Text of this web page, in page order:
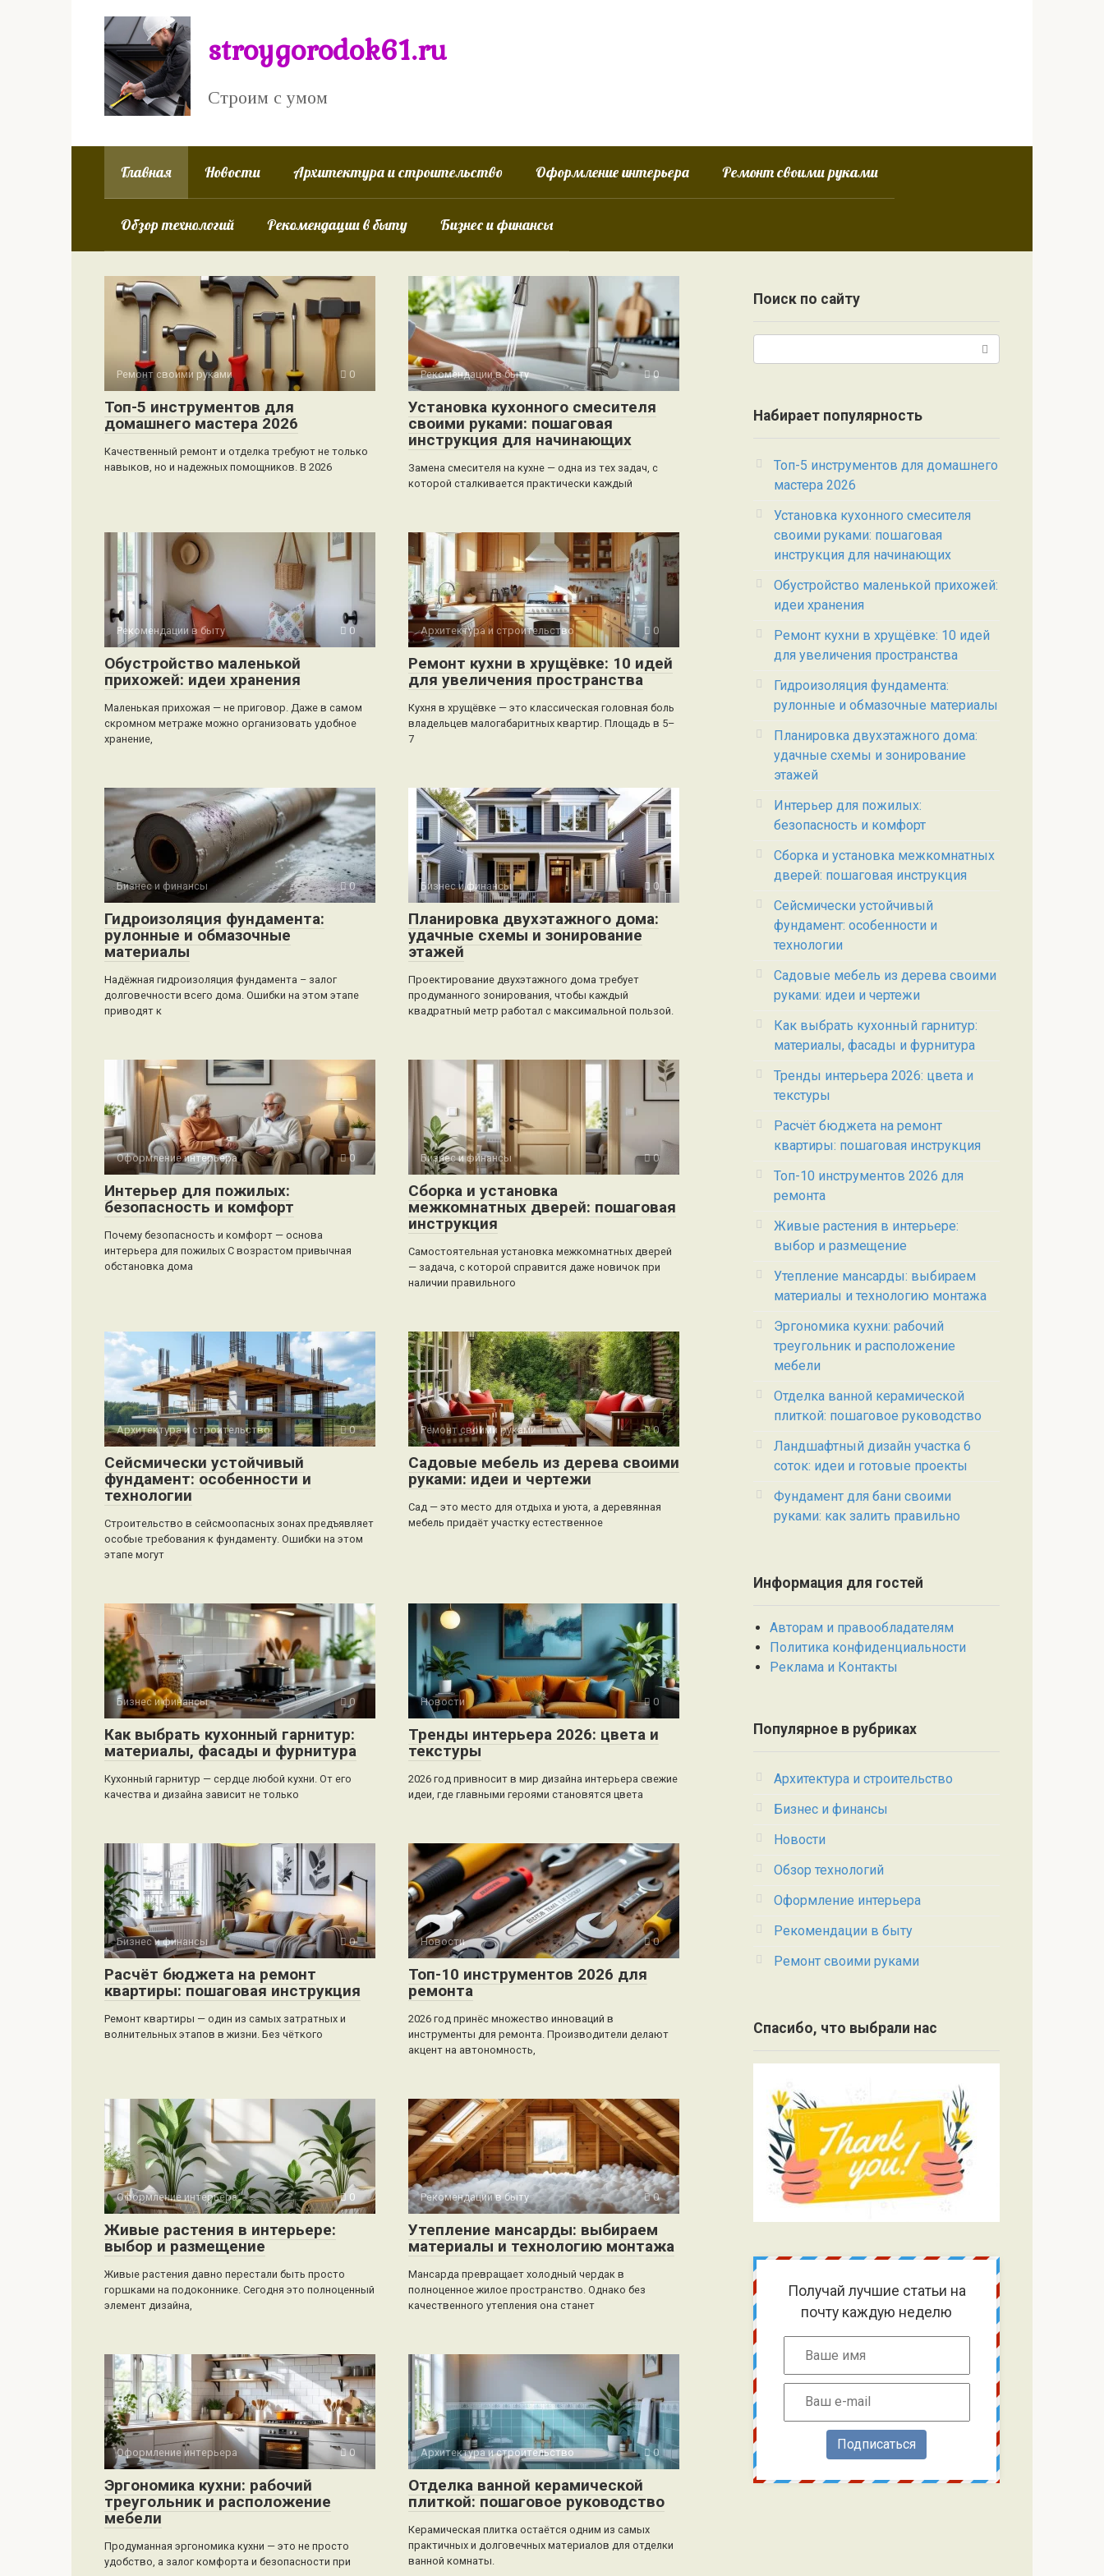
stroygorodok61.ru
Строим с умом
Главная Новости Архитектура и строительство Оформление интерьера Ремонт своими руками
Обзор технологий Рекомендации в быту Бизнес и финансы
Ремонт своими руками 0
Топ-5 инструментов для
домашнего мастера 2026
Качественный ремонт и отделка требуют не только
навыков, но и надежных помощников. В 2026
Рекомендации в быту 0
Установка кухонного смесителя
своими руками: пошаговая
инструкция для начинающих
Замена смесителя на кухне — одна из тех задач, с
которой сталкивается практически каждый
Рекомендации в быту 0
Обустройство маленькой
прихожей: идеи хранения
Маленькая прихожая — не приговор. Даже в самом
скромном метраже можно организовать удобное
хранение,
Архитектура и строительство 0
Ремонт кухни в хрущёвке: 10 идей
для увеличения пространства
Кухня в хрущёвке — это классическая головная боль
владельцев малогабаритных квартир. Площадь в 5–
7
Бизнес и финансы 0
Гидроизоляция фундамента:
рулонные и обмазочные
материалы
Надёжная гидроизоляция фундамента – залог
долговечности всего дома. Ошибки на этом этапе
приводят к
Бизнес и финансы 0
Планировка двухэтажного дома:
удачные схемы и зонирование
этажей
Проектирование двухэтажного дома требует
продуманного зонирования, чтобы каждый
квадратный метр работал с максимальной пользой.
Оформление интерьера 0
Интерьер для пожилых:
безопасность и комфорт
Почему безопасность и комфорт — основа
интерьера для пожилых С возрастом привычная
обстановка дома
Бизнес и финансы 0
Сборка и установка
межкомнатных дверей: пошаговая
инструкция
Самостоятельная установка межкомнатных дверей
— задача, с которой справится даже новичок при
наличии правильного
Архитектура и строительство 0
Сейсмически устойчивый
фундамент: особенности и
технологии
Строительство в сейсмоопасных зонах предъявляет
особые требования к фундаменту. Ошибки на этом
этапе могут
Ремонт своими руками 0
Садовые мебель из дерева своими
руками: идеи и чертежи
Сад — это место для отдыха и уюта, а деревянная
мебель придаёт участку естественное
Бизнес и финансы 0
Как выбрать кухонный гарнитур:
материалы, фасады и фурнитура
Кухонный гарнитур — сердце любой кухни. От его
качества и дизайна зависит не только
Новости 0
Тренды интерьера 2026: цвета и
текстуры
2026 год привносит в мир дизайна интерьера свежие
идеи, где главными героями становятся цвета
Бизнес и финансы 0
Расчёт бюджета на ремонт
квартиры: пошаговая инструкция
Ремонт квартиры — один из самых затратных и
волнительных этапов в жизни. Без чёткого
Новости 0
Топ-10 инструментов 2026 для
ремонта
2026 год принёс множество инноваций в
инструменты для ремонта. Производители делают
акцент на автономность,
Оформление интерьера 0
Живые растения в интерьере:
выбор и размещение
Живые растения давно перестали быть просто
горшками на подоконнике. Сегодня это полноценный
элемент дизайна,
Рекомендации в быту 0
Утепление мансарды: выбираем
материалы и технологию монтажа
Мансарда превращает холодный чердак в
полноценное жилое пространство. Однако без
качественного утепления она станет
Оформление интерьера 0
Эргономика кухни: рабочий
треугольник и расположение
мебели
Продуманная эргономика кухни — это не просто
удобство, а залог комфорта и безопасности при
Архитектура и строительство 0
Отделка ванной керамической
плиткой: пошаговое руководство
Керамическая плитка остаётся одним из самых
практичных и долговечных материалов для отделки
ванной комнаты.
Поиск по сайту
Набирает популярность
Топ-5 инструментов для домашнего
мастера 2026
Установка кухонного смесителя
своими руками: пошаговая
инструкция для начинающих
Обустройство маленькой прихожей:
идеи хранения
Ремонт кухни в хрущёвке: 10 идей
для увеличения пространства
Гидроизоляция фундамента:
рулонные и обмазочные материалы
Планировка двухэтажного дома:
удачные схемы и зонирование
этажей
Интерьер для пожилых:
безопасность и комфорт
Сборка и установка межкомнатных
дверей: пошаговая инструкция
Сейсмически устойчивый
фундамент: особенности и
технологии
Садовые мебель из дерева своими
руками: идеи и чертежи
Как выбрать кухонный гарнитур:
материалы, фасады и фурнитура
Тренды интерьера 2026: цвета и
текстуры
Расчёт бюджета на ремонт
квартиры: пошаговая инструкция
Топ-10 инструментов 2026 для
ремонта
Живые растения в интерьере:
выбор и размещение
Утепление мансарды: выбираем
материалы и технологию монтажа
Эргономика кухни: рабочий
треугольник и расположение
мебели
Отделка ванной керамической
плиткой: пошаговое руководство
Ландшафтный дизайн участка 6
соток: идеи и готовые проекты
Фундамент для бани своими
руками: как залить правильно
Информация для гостей
Авторам и правообладателям
Политика конфиденциальности
Реклама и Контакты
Популярное в рубриках
Архитектура и строительство
Бизнес и финансы
Новости
Обзор технологий
Оформление интерьера
Рекомендации в быту
Ремонт своими руками
Спасибо, что выбрали нас
Получай лучшие статьи на
почту каждую неделю
Подписаться